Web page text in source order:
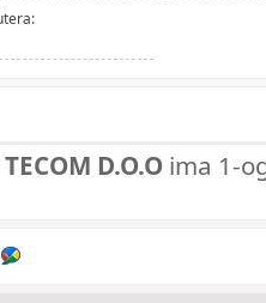
TECOM D.O.Oima 1-